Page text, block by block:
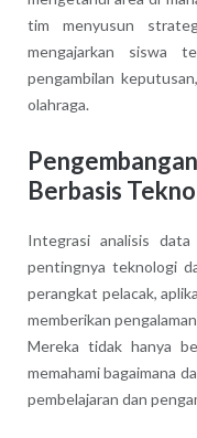
tim menyusun
mengajarkan siswa
pengambilan
olahraga.
Berbasis
Integrasi analisis
pentingnya teknologi
perangkat pelacak,
memberikan
Mereka tidak hanya
memahami bagaimana
pembelajaran dan